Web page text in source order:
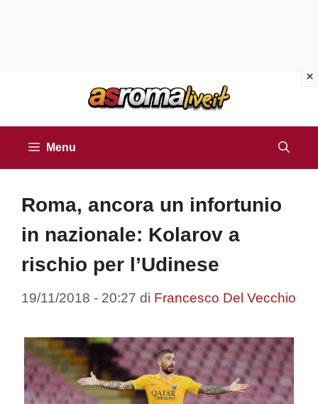
Menu
Roma, ancora un infortunio
in nazionale: Kolarov a
rischio per l’Udinese
19/11/2018 - 20:27 di Francesco Del Vecchio